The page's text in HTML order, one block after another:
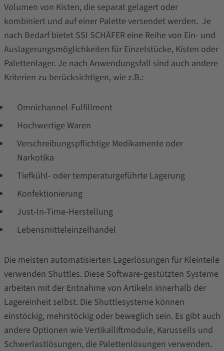
Volumen von Kisten, die separat gelagert oder
kombiniert und auf einer Palette versendet werden. Je
nach Bedarf bietet SSI SCHÄFER eine Reihe von Ein- und
Auslagerungsmöglichkeiten für Einzelstücke, Kisten oder
Palettenlager. Je nach Anwendungsfall sind auch andere
Kriterien zu berücksichtigen, wie z.B.:
Omnichannel-Fulfillment
Hochwertige Waren
Verschreibungspflichtige Medikamente oder
Narkotika
Tiefkühl- oder temperaturgeführte Lagerung
Konfektionierung
Just-In-Time-Herstellung
Lebensmitteleinzelhandel
Die meisten automatisierten Lagerlösungen für Kleinteile
verwenden Shuttles. Diese Software-gestützten Systeme
arbeiten mit der Entnahme von Artikeln innerhalb der
Lagereinheit selbst. Die Shuttlesysteme können
einstöckig, mehrstöckig oder beweglich sein. Es gibt auch
andere Optionen wie Vertikalliftmodule, Karussells und
Schwerlastlösungen, die Palettenlösungen verwenden.